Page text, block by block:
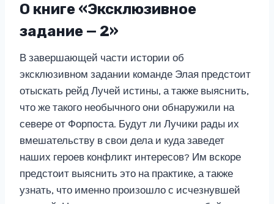
О книге «Эксклюзивное
задание — 2»
В завершающей части истории об
эксклюзивном задании команде Элая предстоит
отыскать рейд Лучей истины, а также выяснить,
что же такого необычного они обнаружили на
севере от Форпоста. Будут ли Лучики рады их
вмешательству в свои дела и куда заведет
наших героев конфликт интересов? Им вскоре
предстоит выяснить это на практике, а также
узнать, что именно произошло с исчезнувшей